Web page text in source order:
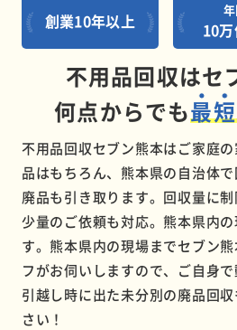
創業10年以上 10
不用品回収はセ
何点からでも最
不用品回収セブン熊本はご家庭
品はもちろん、熊本県の自治体
廃品も引き取ります。回収量に制
少量のご依頼も対応。熊本県内
す。熊本県内の現場までセブン
フがお伺いしますので、ご自身で
引越し時に出た未分別の廃品回
さい！